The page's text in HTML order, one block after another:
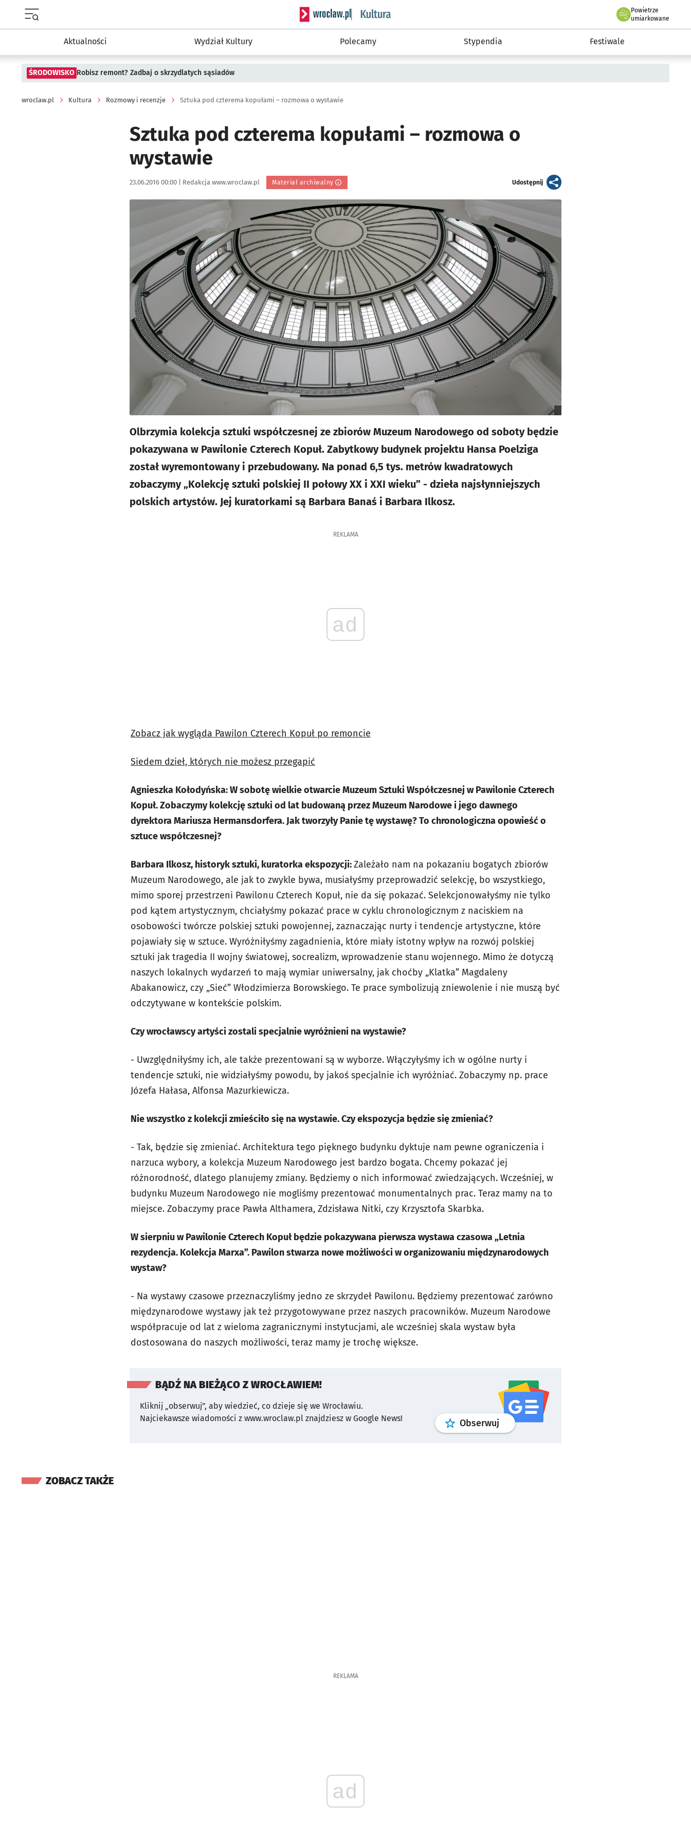
Serwis informacyjny wroclaw.pl podserwis: Kultura
Powietrze
we Wrocławiu
umiarkowane
Aktualności Wydział Kultury Polecamy Stypendia Festiwale
ŚRODOWISKO Robisz remont? Zadbaj o skrzydlatych sąsiadów
wroclaw.pl Kultura Rozmowy i recenzje Sztuka pod czterema kopułami – rozmowa o wystawie
Sztuka pod czterema kopułami – rozmowa o
wystawie
Data publikacji:
23.06.2016 00:00 | Autor:
Redakcja www.wroclaw.pl Materiał archiwalny Udostępnijartykuł
Kliknij, aby powiększyć
Olbrzymia kolekcja sztuki współczesnej ze zbiorów Muzeum Narodowego od soboty będzie
pokazywana w Pawilonie Czterech Kopuł. Zabytkowy budynek projektu Hansa Poelziga
został wyremontowany i przebudowany. Na ponad 6,5 tys. metrów kwadratowych
zobaczymy „Kolekcję sztuki polskiej II połowy XX i XXI wieku” - dzieła najsłynniejszych
polskich artystów. Jej kuratorkami są Barbara Banaś i Barbara Ilkosz.
REKLAMA
ad
Zobacz jak wygląda Pawilon Czterech Kopuł po remoncie
Siedem dzieł, których nie możesz przegapić
Agnieszka Kołodyńska: W sobotę wielkie otwarcie Muzeum Sztuki Współczesnej w Pawilonie Czterech
Kopuł. Zobaczymy kolekcję sztuki od lat budowaną przez Muzeum Narodowe i jego dawnego
dyrektora Mariusza Hermansdorfera. Jak tworzyły Panie tę wystawę? To chronologiczna opowieść o
sztuce współczesnej?
Barbara Ilkosz, historyk sztuki, kuratorka ekspozycji:Zależało nam na pokazaniu bogatych zbiorów
Muzeum Narodowego, ale jak to zwykle bywa, musiałyśmy przeprowadzić selekcję, bo wszystkiego,
mimo sporej przestrzeni Pawilonu Czterech Kopuł, nie da się pokazać. Selekcjonowałyśmy nie tylko
pod kątem artystycznym, chciałyśmy pokazać prace w cyklu chronologicznym z naciskiem na
osobowości twórcze polskiej sztuki powojennej, zaznaczając nurty i tendencje artystyczne, które
pojawiały się w sztuce. Wyróżniłyśmy zagadnienia, które miały istotny wpływ na rozwój polskiej
sztuki jak tragedia II wojny światowej, socrealizm, wprowadzenie stanu wojennego. Mimo że dotyczą
naszych lokalnych wydarzeń to mają wymiar uniwersalny, jak choćby „Klatka” Magdaleny
Abakanowicz, czy „Sieć” Włodzimierza Borowskiego. Te prace symbolizują zniewolenie i nie muszą być
odczytywane w kontekście polskim.
Czy wrocławscy artyści zostali specjalnie wyróżnieni na wystawie?
- Uwzględniłyśmy ich, ale także prezentowani są w wyborze. Włączyłyśmy ich w ogólne nurty i
tendencje sztuki, nie widziałyśmy powodu, by jakoś specjalnie ich wyróżniać. Zobaczymy np. prace
Józefa Hałasa, Alfonsa Mazurkiewicza.
Nie wszystko z kolekcji zmieściło się na wystawie. Czy ekspozycja będzie się zmieniać?
- Tak, będzie się zmieniać. Architektura tego pięknego budynku dyktuje nam pewne ograniczenia i
narzuca wybory, a kolekcja Muzeum Narodowego jest bardzo bogata. Chcemy pokazać jej
różnorodność, dlatego planujemy zmiany. Będziemy o nich informować zwiedzających. Wcześniej, w
budynku Muzeum Narodowego nie mogliśmy prezentować monumentalnych prac. Teraz mamy na to
miejsce. Zobaczymy prace Pawła Althamera, Zdzisława Nitki, czy Krzysztofa Skarbka.
W sierpniu w Pawilonie Czterech Kopuł będzie pokazywana pierwsza wystawa czasowa „Letnia
rezydencja. Kolekcja Marxa”. Pawilon stwarza nowe możliwości w organizowaniu międzynarodowych
wystaw?
- Na wystawy czasowe przeznaczyliśmy jedno ze skrzydeł Pawilonu. Będziemy prezentować zarówno
międzynarodowe wystawy jak też przygotowywane przez naszych pracowników. Muzeum Narodowe
współpracuje od lat z wieloma zagranicznymi instytucjami, ale wcześniej skala wystaw była
dostosowana do naszych możliwości, teraz mamy je trochę większe.
BĄDŹ NA BIEŻĄCO Z WROCŁAWIEM!
Kliknij „obserwuj”, aby wiedzieć, co dzieje się we Wrocławiu.
Najciekawsze wiadomości z www.wroclaw.pl znajdziesz w Google News!
Obserwuj profilgoogle news
ZOBACZ TAKŻE
REKLAMA
ad